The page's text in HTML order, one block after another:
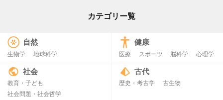
カテゴリー覧
自然
生物学 地球科学
健康
医療 スポーツ 脳科学 心理学
社会
教育・子ども
社会問題・社会哲学
古代
歴史・考古学 古生物